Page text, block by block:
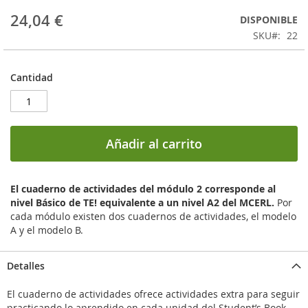
24,04 €
DISPONIBLE
SKU
22
Cantidad
Añadir al carrito
El cuaderno de actividades del módulo 2 corresponde al
nivel Básico de TE! equivalente a un nivel A2 del MCERL. Por
cada módulo existen dos cuadernos de actividades, el modelo
A y el modelo B.
Detalles
El cuaderno de actividades ofrece actividades extra para seguir